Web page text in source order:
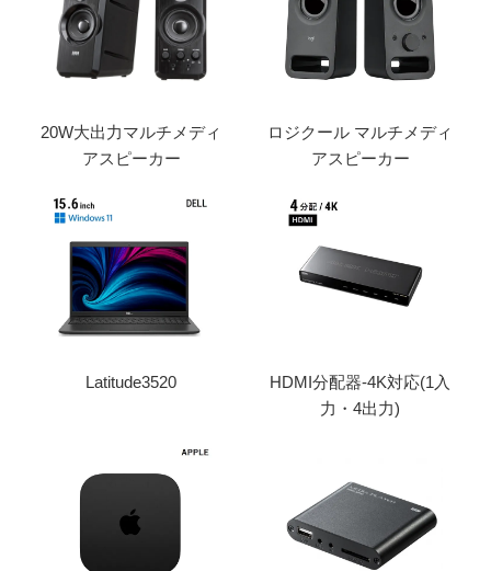
20W大出力マルチメディ
アスピーカー
ロジクール マルチメディ
アスピーカー
Latitude3520
HDMI分配器-4K対応(1入
力・4出力)